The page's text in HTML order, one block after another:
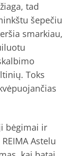
tad
šepečiu
smarkiau,
Toks
bėgimai ir
Astelu